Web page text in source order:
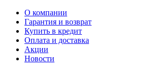
О компании
Гарантия и возврат
Купить в кредит
Оплата и доставка
Акции
Новости